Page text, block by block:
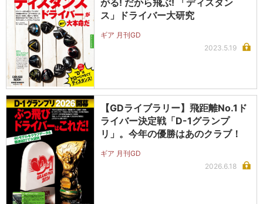
がる! だから飛ぶ! 「ディスタン
ス」ドライバー大研究
ギア 月刊GD
2023.5.19
【GDライブラリー】飛距離No.1ド
ライバー決定戦「D-1グランプ
リ」。今年の優勝はあのクラブ！
ギア 月刊GD
2026.6.18